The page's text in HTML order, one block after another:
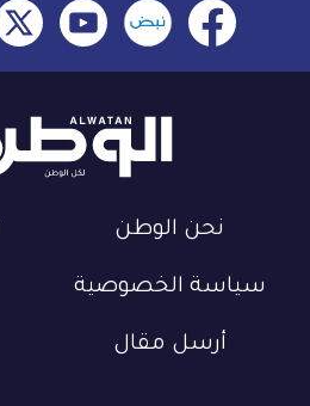
نحن الوطن
سياسة الخصوصية
أرسل مقال